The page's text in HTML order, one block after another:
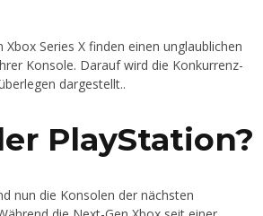
Series X finden einen unglaublichen
Konsole. Darauf wird die Konkurrenz-
dargestellt..
PlayStation?
nun die Konsolen der nächsten